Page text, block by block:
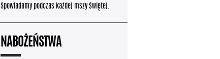
Spowiadamy podczas każdej mszy świętej.
NABOŻEŃSTWA